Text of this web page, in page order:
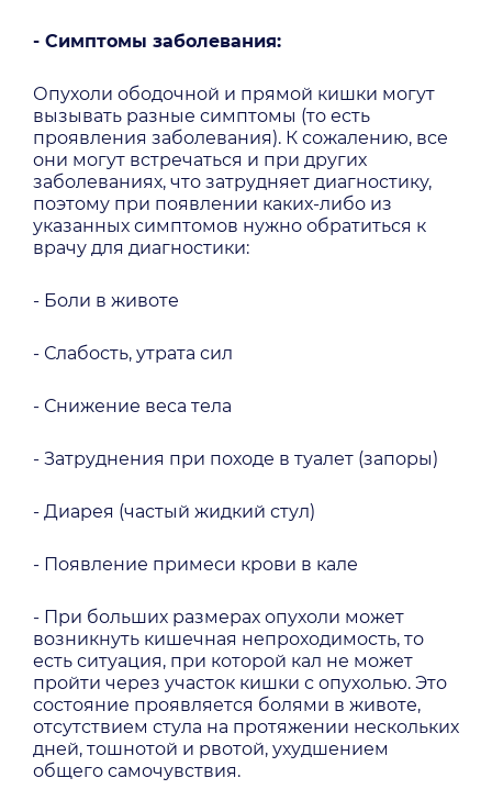
- Симптомы заболевания:
Опухоли ободочной и прямой кишки могут
вызывать разные симптомы (то есть
проявления заболевания). К сожалению, все
они могут встречаться и при других
заболеваниях, что затрудняет диагностику,
поэтому при появлении каких-либо из
указанных симптомов нужно обратиться к
врачу для диагностики:
- Боли в животе
- Слабость, утрата сил
- Снижение веса тела
- Затруднения при походе в туалет (запоры)
- Диарея (частый жидкий стул)
- Появление примеси крови в кале
- При больших размерах опухоли может
возникнуть кишечная непроходимость, то
есть ситуация, при которой кал не может
пройти через участок кишки с опухолью. Это
состояние проявляется болями в животе,
отсутствием стула на протяжении нескольких
дней, тошнотой и рвотой, ухудшением
общего самочувствия.